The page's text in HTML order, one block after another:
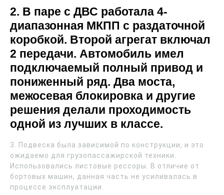
2. В паре с ДВС работала 4-
диапазонная МКПП с раздаточной
коробкой. Второй агрегат включал
2 передачи. Автомобиль имел
подключаемый полный привод и
пониженный ряд. Два моста,
межосевая блокировка и другие
решения делали проходимость
одной из лучших в классе.
3. Подвеска была зависимой по конструкции, и это
ожидаемо для грузопассажирской техники.
Использовались листовые рессоры. В отличие от
бортовых машин, данная часть не усиливалась в
процессе эксплуатации.